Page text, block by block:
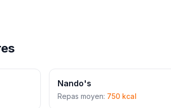
Nando's
Repas moyen: 750 kcal